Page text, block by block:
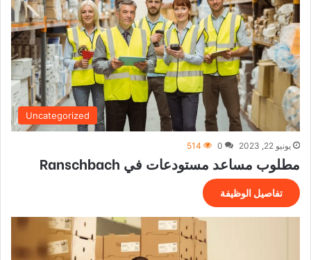
Uncategorized
يونيو 22, 2023 0
514
مطلوب مساعد مستودعات في Ranschbach
تفاصيل الوظيفة